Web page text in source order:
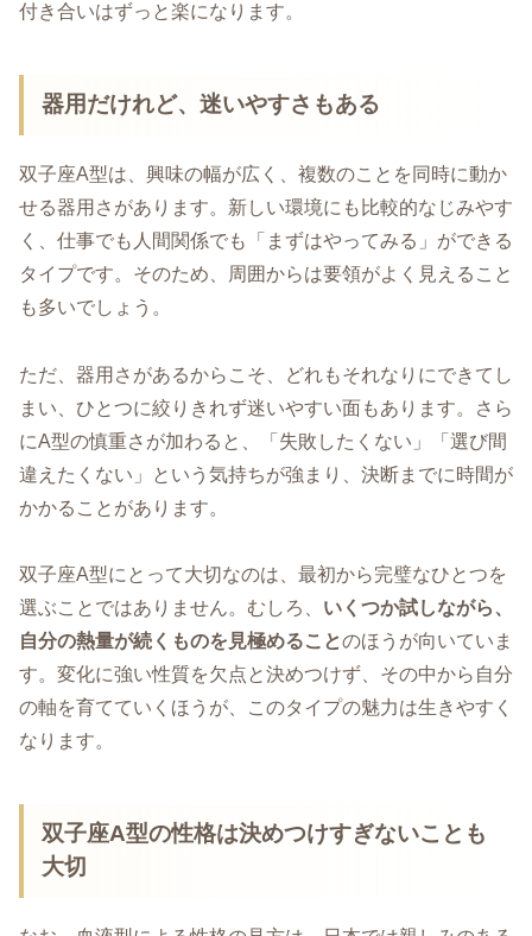
付き合いはずっと楽になります。
器用だけれど、迷いやすさもある
双子座A型は、興味の幅が広く、複数のことを同時に動か
せる器用さがあります。新しい環境にも比較的なじみやす
く、仕事でも人間関係でも「まずはやってみる」ができる
タイプです。そのため、周囲からは要領がよく見えること
も多いでしょう。
ただ、器用さがあるからこそ、どれもそれなりにできてし
まい、ひとつに絞りきれず迷いやすい面もあります。さら
にA型の慎重さが加わると、「失敗したくない」「選び間
違えたくない」という気持ちが強まり、決断までに時間が
かかることがあります。
双子座A型にとって大切なのは、最初から完璧なひとつを
選ぶことではありません。むしろ、 いくつか試しながら、
自分の熱量が続くものを見極めることのほうが向いていま
す。変化に強い性質を欠点と決めつけず、その中から自分
の軸を育てていくほうが、このタイプの魅力は生きやすく
なります。
双子座A型の性格は決めつけすぎないことも
大切